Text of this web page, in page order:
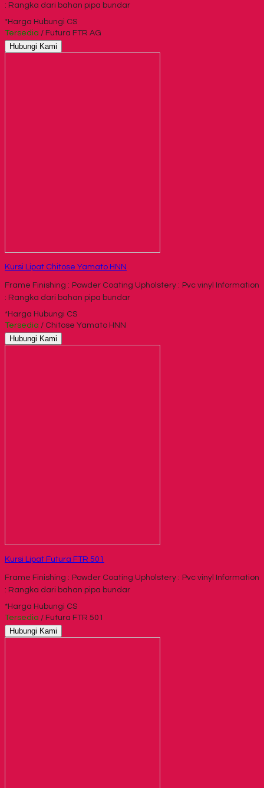
: Rangka dari bahan pipa bundar
*Harga Hubungi CS
Tersedia / Futura FTR AG
Hubungi Kami
Kursi Lipat Chitose Yamato HNN
Frame Finishing : Powder Coating Upholstery : Pvc vinyl Information
: Rangka dari bahan pipa bundar
*Harga Hubungi CS
Tersedia / Chitose Yamato HNN
Hubungi Kami
Kursi Lipat Futura FTR 501
Frame Finishing : Powder Coating Upholstery : Pvc vinyl Information
: Rangka dari bahan pipa bundar
*Harga Hubungi CS
Tersedia / Futura FTR 501
Hubungi Kami